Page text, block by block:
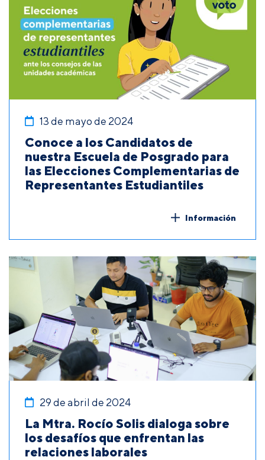
13 de mayo de 2024
Conoce a los Candidatos de
nuestra Escuela de Posgrado para
las Elecciones Complementarias de
Representantes Estudiantiles
Información
29 de abril de 2024
La Mtra. Rocío Solis dialoga sobre
los desafíos que enfrentan las
relaciones laborales